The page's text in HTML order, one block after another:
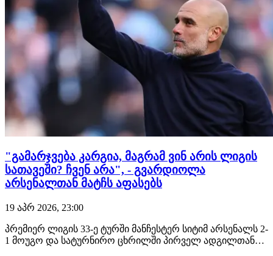
"გამარჯვება კარგია, მაგრამ ვინ არის ლიგის
სათავეში? ჩვენ არა", - გვარდიოლა
არსენალთან მატჩს აფასებს
19 აპრ 2026, 23:00
პრემიერ ლიგის 33-ე ტურში მანჩესტერ სიტიმ არსენალს 2-
1 მოუგო და სატურნირო ცხრილში პირველ ადგილთან